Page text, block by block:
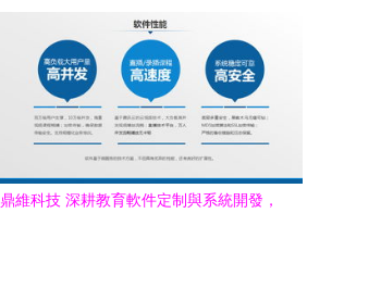
鼎維科技 深耕教育軟件定制與系統開發，